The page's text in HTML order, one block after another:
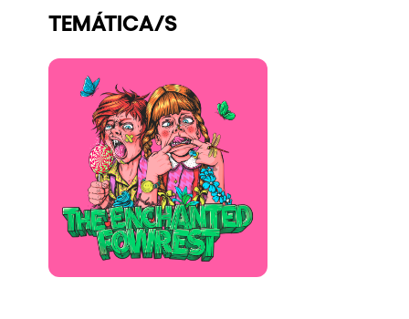
Quienes somos
¿Quieres trabajar con nosotros?
elrow News
Síguenos en tiktok
Síguenos en facebook
Síguenos en instagram
Síguenos en twitter
Síguenos en linkedin
Síguenos en youtube
Política de Privacidad
Política de Cookies
Aviso Legal
TEMÁTICA/S